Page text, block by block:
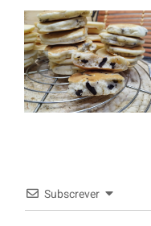
Panquecas
com Oreo
Subscrever